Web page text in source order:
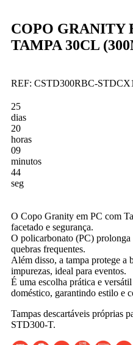
COPO GRANITY
TAMPA 30CL
REF: CSTD300RBC-
25
dias
20
horas
09
minutos
42
seg
O Copo Granity em PC com
facetado e segurança.
O policarbonato (PC)
quebras frequentes.
Além disso, a tampa protege a
impurezas, ideal para eventos.
É uma escolha prática e
doméstico, garantindo estilo e
Tampas descartáveis próprias
STD300-T.